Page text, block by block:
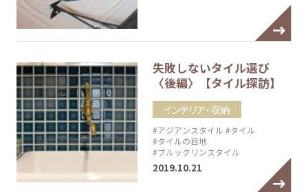
失敗しないタイル選び
〈後編〉【タイル探訪】
インテリア・収納
#アジアンスタイル #タイル
#タイルの目地
#ブルックリンスタイル
2019.10.21